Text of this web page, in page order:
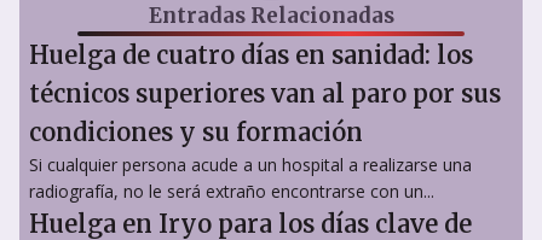
Entradas Relacionadas
Huelga de cuatro días en sanidad: los
técnicos superiores van al paro por sus
condiciones y su formación
Si cualquier persona acude a un hospital a realizarse una
radiografía, no le será extraño encontrarse con un...
Huelga en Iryo para los días clave de